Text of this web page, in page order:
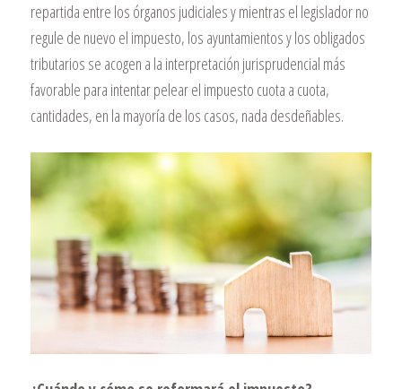
repartida entre los órganos judiciales y mientras el legislador no
regule de nuevo el impuesto, los ayuntamientos y los obligados
tributarios se acogen a la interpretación jurisprudencial más
favorable para intentar pelear el impuesto cuota a cuota,
cantidades, en la mayoría de los casos, nada desdeñables.